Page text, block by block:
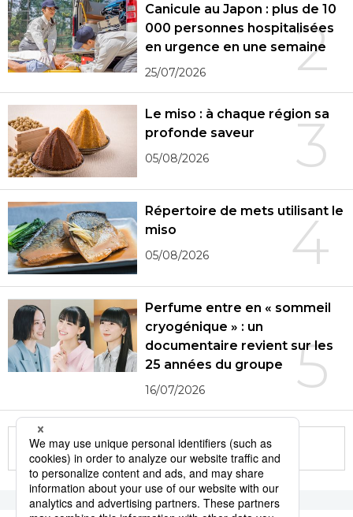
2
Canicule au Japon : plus de 10
000 personnes hospitalisées
en urgence en une semaine
25/07/2026
3
Le miso : à chaque région sa
profonde saveur
05/08/2026
4
Répertoire de mets utilisant le
miso
05/08/2026
5
Perfume entre en « sommeil
cryogénique » : un
documentaire revient sur les
25 années du groupe
16/07/2026
More in this series